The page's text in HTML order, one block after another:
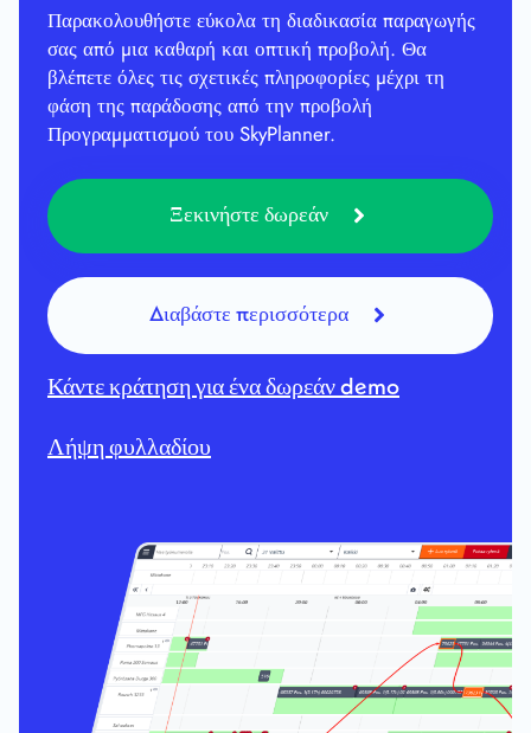
Παρακολουθήστε εύκολα τη διαδικασία παραγωγής
σας από μια καθαρή και οπτική προβολή. Θα
βλέπετε όλες τις σχετικές πληροφορίες μέχρι τη
φάση της παράδοσης από την προβολή
Προγραμματισμού του SkyPlanner.
Ξεκινήστε δωρεάν
Διαβάστε περισσότερα
Κάντε κράτηση για ένα δωρεάν demo
Λήψη φυλλαδίου